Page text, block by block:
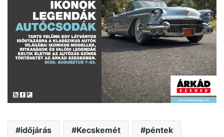
időjárás Kecskemét péntek